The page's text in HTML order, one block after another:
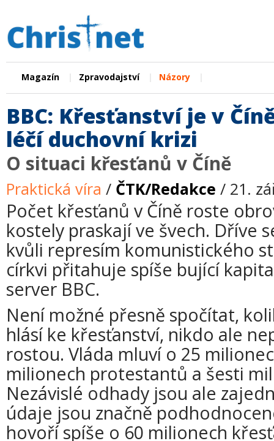
Magazín Zpravodajství Názory
BBC: Křesťanství je v
léčí duchovní krizi
O situaci křesťanů v Číně
Praktická víra / ČTK/Redakce / 21.
Počet křesťanů v Číně roste
kostely praskají ve švech. Dříve
kvůli represím komunistického
církvi přitahuje spíše bující
server BBC.
Není možné přesně spočítat,
hlásí ke křesťanství, nikdo ale
rostou. Vláda mluví o 25
milionech protestantů a šesti
Nezávislé odhady jsou ale
údaje jsou značně
hovoří spíše o 60 milionech